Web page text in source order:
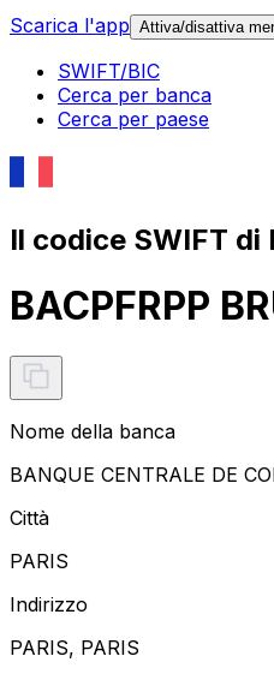
Scarica l'app Attiva/disattiva
SWIFT/BIC
Cerca per banca
Cerca per paese
Il codice SWIFT di
BACPFRPP
Nome della banca
BANQUE CENTRALE DE
Città
PARIS
Indirizzo
PARIS, PARIS